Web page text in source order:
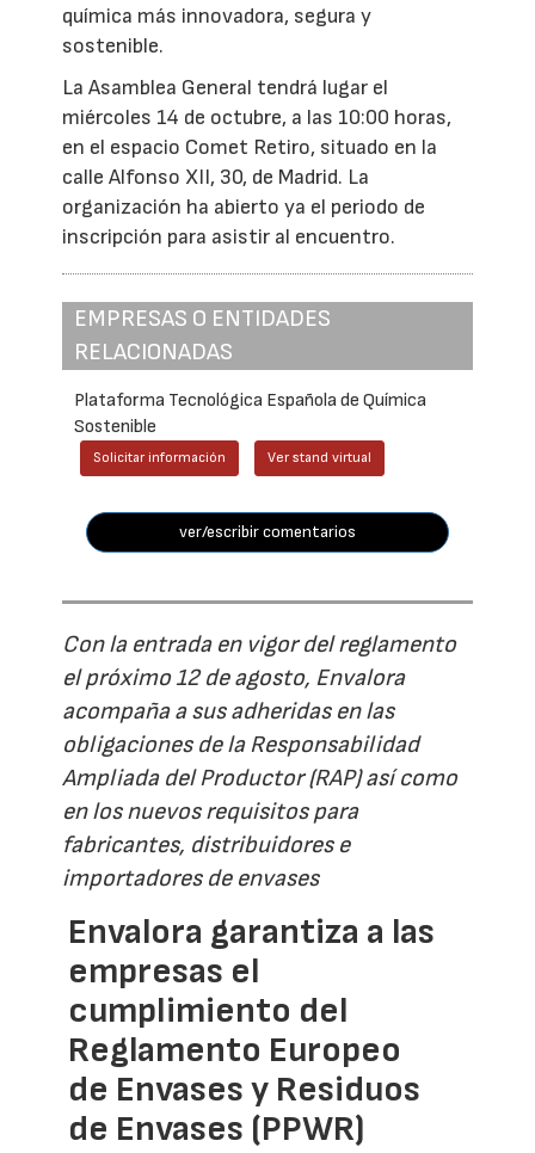
química más innovadora, segura y
sostenible.
La Asamblea General tendrá lugar el
miércoles 14 de octubre, a las 10:00 horas,
en el espacio Comet Retiro, situado en la
calle Alfonso XII, 30, de Madrid. La
organización ha abierto ya el periodo de
inscripción para asistir al encuentro.
EMPRESAS O ENTIDADES
RELACIONADAS
Plataforma Tecnológica Española de Química
Sostenible
Solicitar información Ver stand virtual
ver/escribir comentarios
Con la entrada en vigor del reglamento
el próximo 12 de agosto, Envalora
acompaña a sus adheridas en las
obligaciones de la Responsabilidad
Ampliada del Productor (RAP) así como
en los nuevos requisitos para
fabricantes, distribuidores e
importadores de envases
Envalora garantiza a las
empresas el
cumplimiento del
Reglamento Europeo
de Envases y Residuos
de Envases (PPWR)